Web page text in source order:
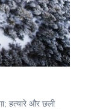
हत्यारे और छली